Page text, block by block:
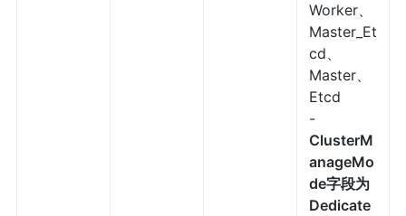
Worker、
Master_Et
cd、
Master、
Etcd
-
ClusterM
anageMo
de字段为
Dedicate